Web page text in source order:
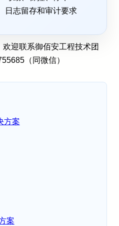
日志留存和审计要求
迎联系御佰安工程技术团
（同微信）
方案
案